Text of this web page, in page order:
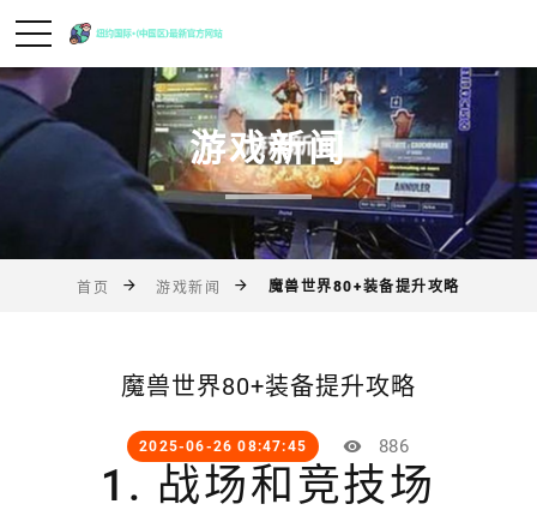
游戏新闻
首页 游戏新闻 魔兽世界80+装备提升攻略
魔兽世界80+装备提升攻略
2025-06-26 08:47:45 886
1. 战场和竞技场